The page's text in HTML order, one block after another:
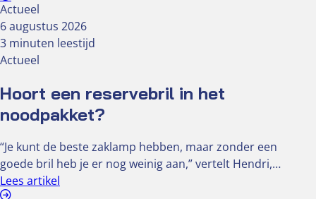
Actueel
6 augustus 2026
3 minuten leestijd
Actueel
Hoort een reservebril in het
noodpakket?
“Je kunt de beste zaklamp hebben, maar zonder een
goede bril heb je er nog weinig aan,” vertelt Hendri,…
Lees artikel